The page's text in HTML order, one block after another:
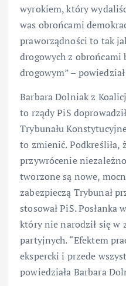
wyrokiem, który
was obrońcami
praworządności to tak
drogowych z obrońcami
drogowym” –
Barbara Dolniak z
to rządy PiS
Trybunału
to zmienić. Podkreśliła,
przywrócenie
tworzone są nowe,
zabezpieczą Trybunał
stosował PiS. Posłanka
który nie narodził się w
partyjnych. “Efektem
ekspercki i przede
powiedziała Barbara